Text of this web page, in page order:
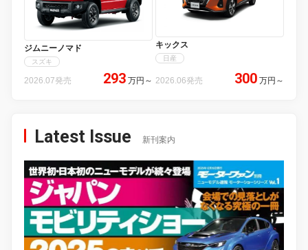
ジムニーノマド
スズキ
2026.07発売 293 万円 ～
キックス
日産
2026.06発売 300 万円 ～
Latest Issue 新刊案内